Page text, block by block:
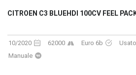
CITROEN C3 BLUEHDI 100CV FEEL
10/2020 62000 Euro 6b Usato
Manuale